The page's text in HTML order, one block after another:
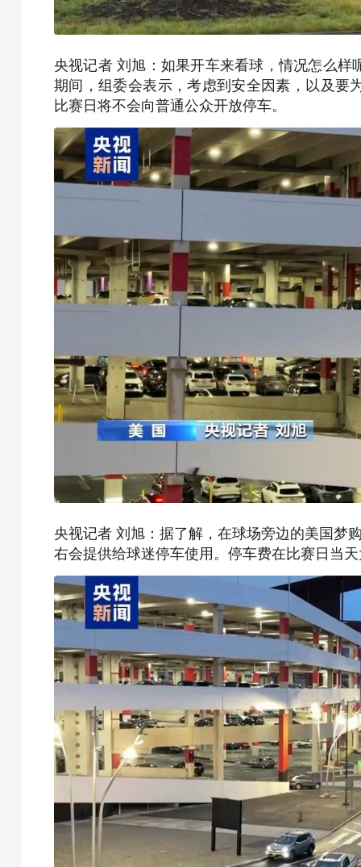
央视记者 刘旭：如果开车来看球，情况怎么
期间，组委会表示，考虑到安全因素，以及要
比赛日将不会向普通公众开放停车。
央视记者 刘旭：据了解，在球场旁边的美国梦
右会提供给球迷停车使用。停车费在比赛日当